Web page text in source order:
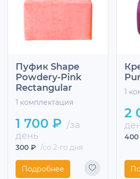
Пуфик Shape
Powdery-Pink
Rectangular
1 комплектация
1 700 ₽ /за
день
300 ₽ /со 2-го дня
Подробнее
1
2
400